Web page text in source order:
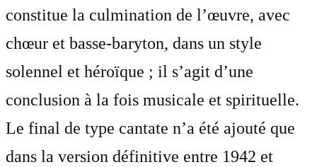
constitue la culmination de l’œuvre, avec
chœur et basse-baryton, dans un style
solennel et héroïque ; il s’agit d’une
conclusion à la fois musicale et spirituelle.
Le final de type cantate n’a été ajouté que
dans la version définitive entre 1942 et